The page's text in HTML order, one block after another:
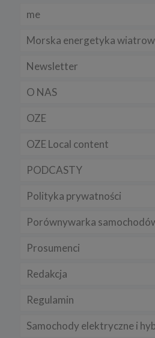
me
Morska energetyka
Newsletter
O NAS
OZE
OZE Local content
PODCASTY
Polityka prywatności
Porównywarka
Prosumenci
Redakcja
Regulamin
Samochody elektryczne i